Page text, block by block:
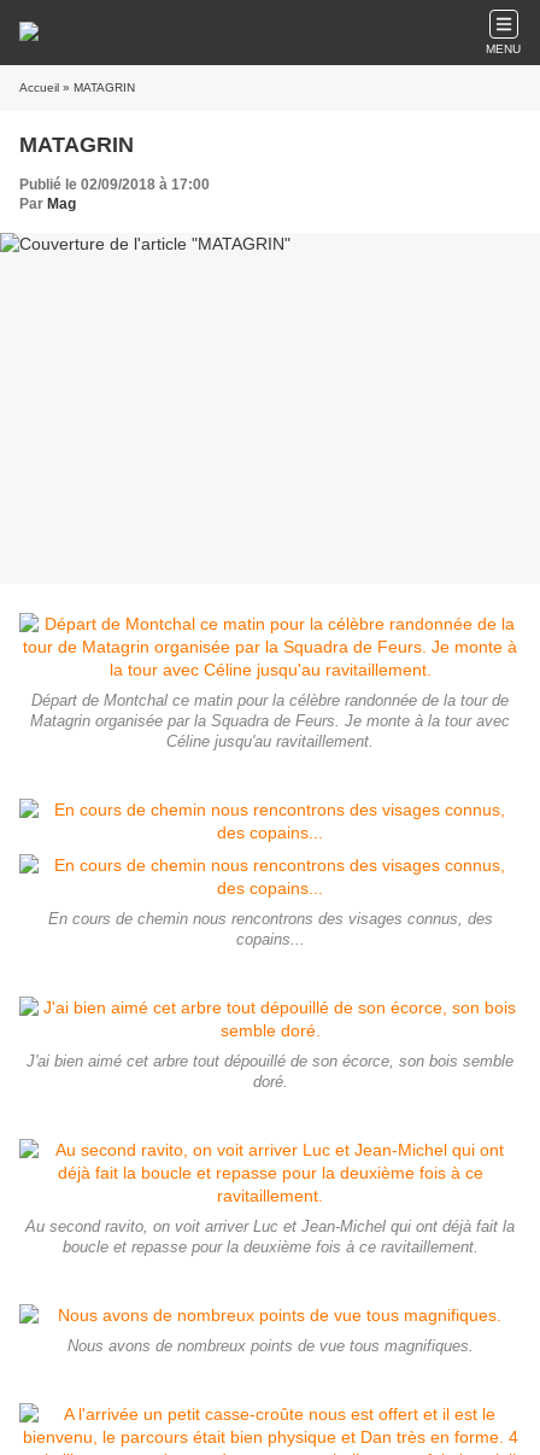
MENU
Accueil » MATAGRIN
MATAGRIN
Publié le 02/09/2018 à 17:00
Par Mag
Départ de Montchal ce matin pour la célèbre randonnée de la tour de
Matagrin organisée par la Squadra de Feurs. Je monte à la tour avec
Céline jusqu'au ravitaillement.
En cours de chemin nous rencontrons des visages connus, des
copains...
J'ai bien aimé cet arbre tout dépouillé de son écorce, son bois semble
doré.
Au second ravito, on voit arriver Luc et Jean-Michel qui ont déjà fait la
boucle et repasse pour la deuxième fois à ce ravitaillement.
Nous avons de nombreux points de vue tous magnifiques.